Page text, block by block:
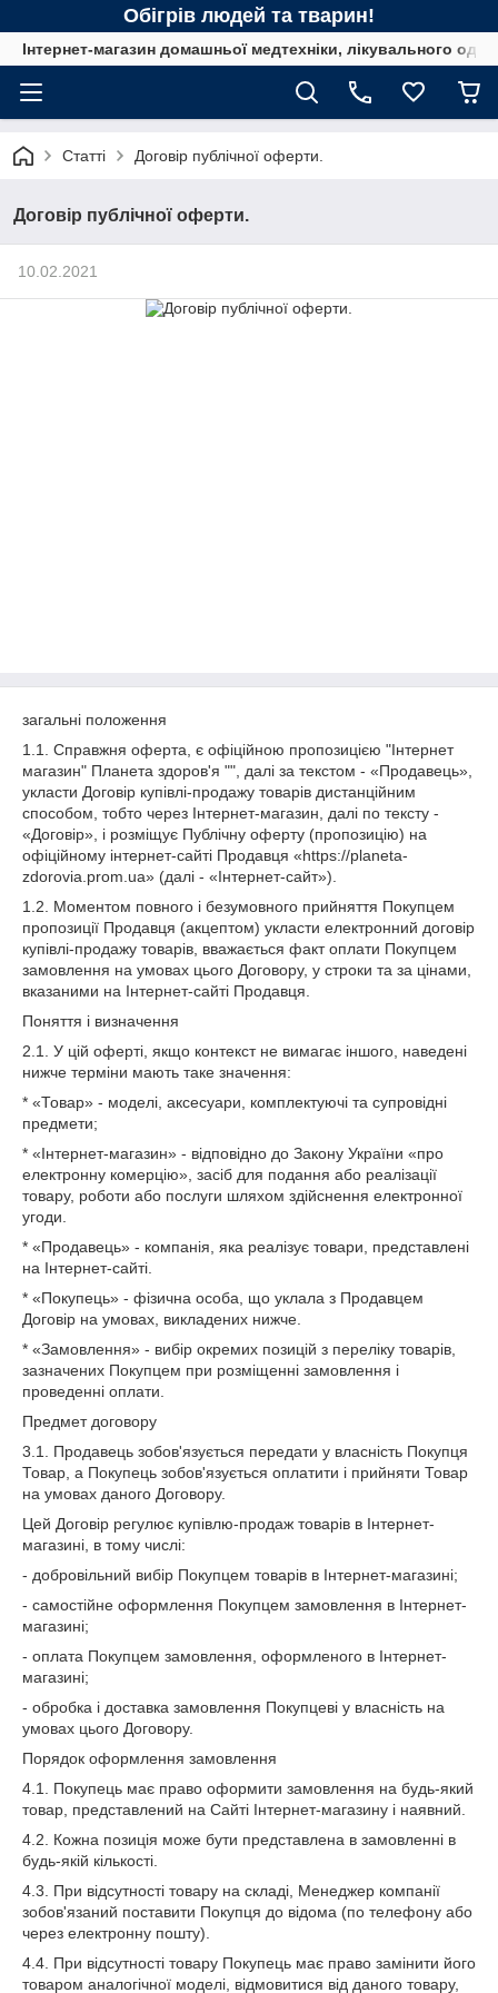
Обігрів людей та тварин!
Інтернет-магазин домашньої медтехніки, лікувального
Статті Договір публічної оферти.
Договір публічної оферти.
10.02.2021
загальні положення
1.1. Справжня оферта, є офіційною пропозицією "Інтернет
магазин" Планета здоров'я "", далі за текстом - «Продавець»,
укласти Договір купівлі-продажу товарів дистанційним
способом, тобто через Інтернет-магазин, далі по тексту -
«Договір», і розміщує Публічну оферту (пропозицію) на
офіційному інтернет-сайті Продавця «https://planeta-
zdorovia.prom.ua» (далі - «Інтернет-сайт»).
1.2. Моментом повного і безумовного прийняття Покупцем
пропозиції Продавця (акцептом) укласти електронний договір
купівлі-продажу товарів, вважається факт оплати Покупцем
замовлення на умовах цього Договору, у строки та за цінами,
вказаними на Інтернет-сайті Продавця.
Поняття і визначення
2.1. У цій оферті, якщо контекст не вимагає іншого, наведені
нижче терміни мають таке значення:
* «Товар» - моделі, аксесуари, комплектуючі та супровідні
предмети;
* «Інтернет-магазин» - відповідно до Закону України «про
електронну комерцію», засіб для подання або реалізації
товару, роботи або послуги шляхом здійснення електронної
угоди.
* «Продавець» - компанія, яка реалізує товари, представлені
на Інтернет-сайті.
* «Покупець» - фізична особа, що уклала з Продавцем
Договір на умовах, викладених нижче.
* «Замовлення» - вибір окремих позицій з переліку товарів,
зазначених Покупцем при розміщенні замовлення і
проведенні оплати.
Предмет договору
3.1. Продавець зобов'язується передати у власність Покупця
Товар, а Покупець зобов'язується оплатити і прийняти Товар
на умовах даного Договору.
Цей Договір регулює купівлю-продаж товарів в Інтернет-
магазині, в тому числі:
- добровільний вибір Покупцем товарів в Інтернет-магазині;
- самостійне оформлення Покупцем замовлення в Інтернет-
магазині;
- оплата Покупцем замовлення, оформленого в Інтернет-
магазині;
- обробка і доставка замовлення Покупцеві у власність на
умовах цього Договору.
Порядок оформлення замовлення
4.1. Покупець має право оформити замовлення на будь-який
товар, представлений на Сайті Інтернет-магазину і наявний.
4.2. Кожна позиція може бути представлена ​​в замовленні в
будь-якій кількості.
4.3. При відсутності товару на складі, Менеджер компанії
зобов'язаний поставити Покупця до відома (по телефону або
через електронну пошту).
4.4. При відсутності товару Покупець має право замінити його
товаром аналогічної моделі, відмовитися від даного товару,